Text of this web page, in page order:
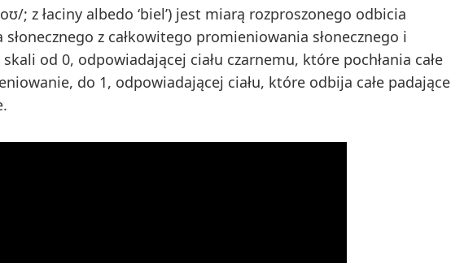
; z łaciny albedo ‘biel’) jest miarą rozproszonego odbicia
z całkowitego promieniowania słonecznego i
od 0, odpowiadającej ciału czarnemu, które pochłania całe
do 1, odpowiadającej ciału, które odbija całe padające